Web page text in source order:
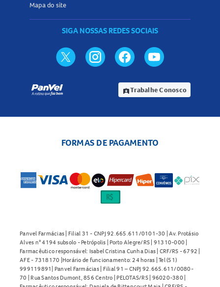
Mapa do site
SIGA NOSSAS REDES SOCIAIS
assignment_indTrabalhe Conosco
FORMAS DE PAGAMENTO
Panvel Farmácias | Filial 31 - CNPJ 92.665.611/0101-30 | Av. Protásio
Alves n° 4194 subsolo - Petrópolis | Porto Alegre/RS | 91310-000 |
Farmacêutico responsável: Isabel Cristina Cunha Dias | CRF/RS - 6792 |
AFE - 7318170 |Horário de funcionamento: 24 horas | Tel (51)
999119891| Panvel Farmácias | Filial 91 – CNPJ 92.665.611/0080-
70 | Rua Santos Dumont, 856 Centro | PELOTAS/RS | 96020-380 |